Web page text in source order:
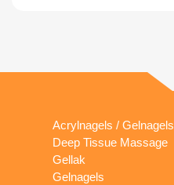
Acrylnagels / Gelnagels
Deep Tissue Massage
Gellak
Gelnagels